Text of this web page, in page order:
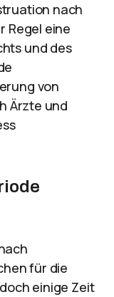
nach
Regel eine
und des
von
Ärzte und
für die
einige Zeit